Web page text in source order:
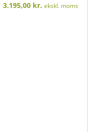
3.195,00 kr. ekskl. moms